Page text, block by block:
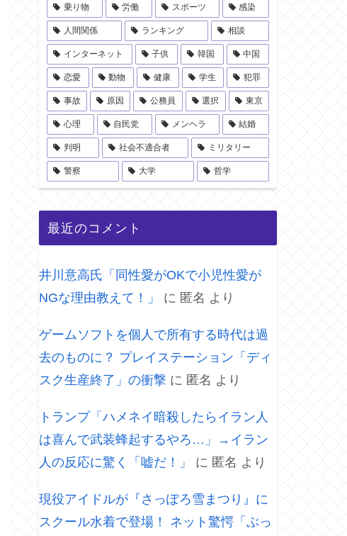
乗り物 労働 スポーツ 感染
人間関係 ランキング 相談
インターネット 子供 韓国 中国
恋愛 動物 健康 学生 犯罪
事故 原因 公務員 選択 東京
心理 自民党 メンヘラ 結婚
判明 社会不適合者 ミリタリー
警察 大学 哲学
最近のコメント
井川意高氏「同性愛がOKで小児性愛が
NGな理由教えて！」
に 匿名 より
ゲームソフトを個人で所有する時代は過
去のものに？ プレイステーション「ディ
スク生産終了」の衝撃 に 匿名 より
トランプ「ハメネイ暗殺したらイラン人
は喜んで武装蜂起するやろ…」→イラン
人の反応に驚く「嘘だ！」
に 匿名 より
現役アイドルが『さっぽろ雪まつり』に
スクール水着で登場！ ネット驚愕「ぶっ